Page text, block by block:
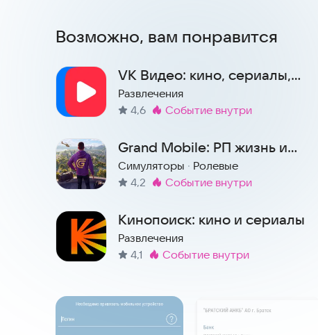
Возможно, вам понравится
VK Видео: кино, сериалы,
ТВ, мультфильмы и клипы
Развлечения
4,6
Метка:
событие внутри
Grand Mobile: РП жизнь и
гонки онлайн
Симуляторы · Ролевые
4,2
Метка:
событие внутри
Кинопоиск: кино и сериалы
Развлечения
4,1
Метка:
событие внутри
Скриншоты